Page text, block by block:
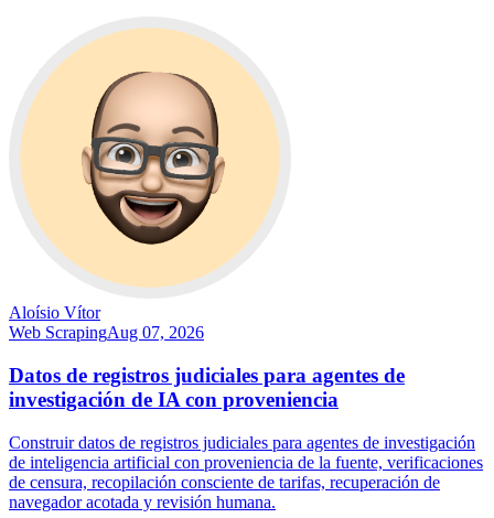
Aloísio Vítor
Web ScrapingAug 07, 2026
Datos de registros judiciales para agentes de
investigación de IA con proveniencia
Construir datos de registros judiciales para agentes de investigación
de inteligencia artificial con proveniencia de la fuente, verificaciones
de censura, recopilación consciente de tarifas, recuperación de
navegador acotada y revisión humana.